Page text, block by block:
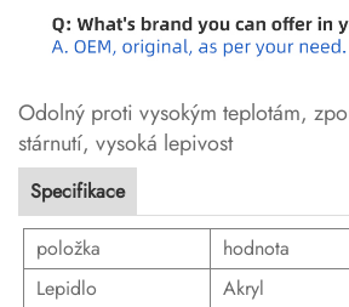
Odolný proti vysokým teplotám,
stárnutí, vysoká lepivost
Specifikace
položka
hodnota
Lepidlo
Akryl